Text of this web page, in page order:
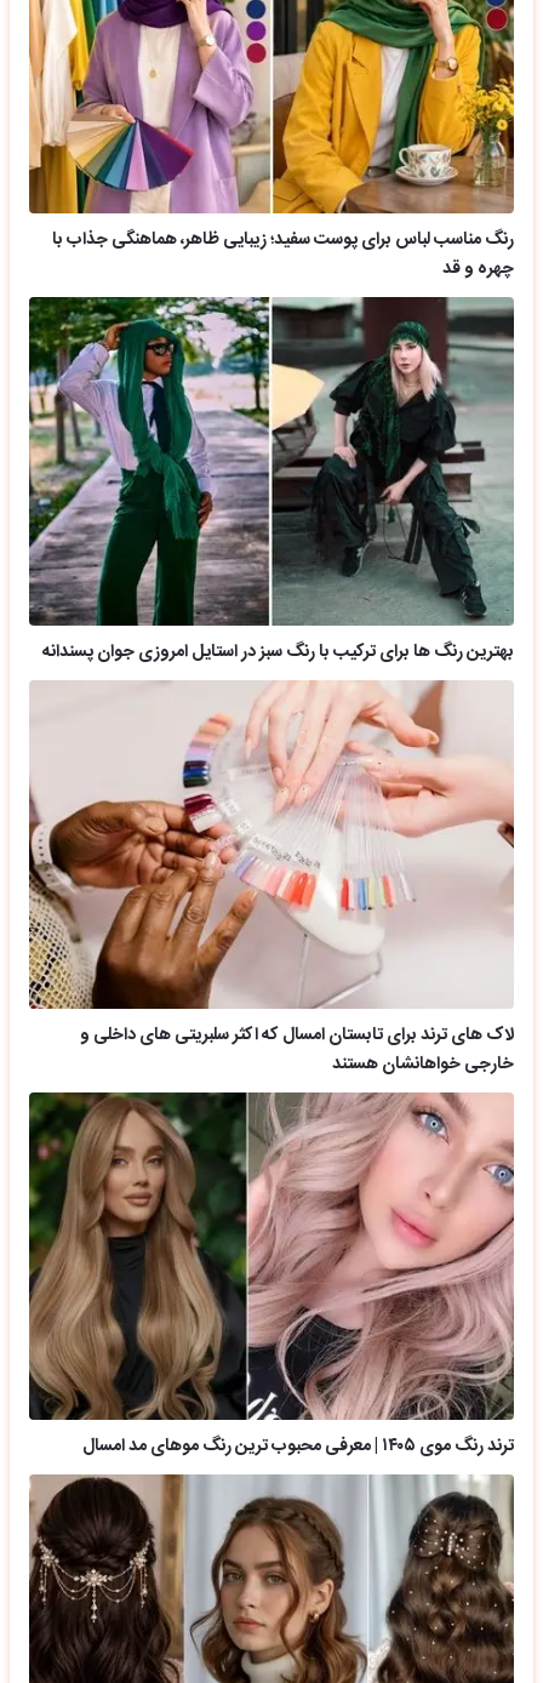
رنگ مناسب لباس برای پوست سفید؛ زیبایی ظاهر، هماهنگی جذاب با
چهره و قد
بهترین رنگ ها برای ترکیب با رنگ سبز در استایل امروزی جوان پسندانه
لاک های ترند برای تابستان امسال که اکثر سلبریتی های داخلی و
خارجی خواهانشان هستند
ترند رنگ موی ۱۴۰۵ | معرفی محبوب ترین رنگ موهای مد امسال